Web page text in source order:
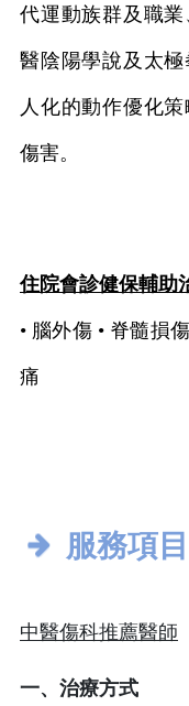
代運動族群及職
醫陰陽學說及太
人化的動作優化
傷害。
住院會診健保輔助
• 腦外傷 • 脊髓損
痛
服務項目
中醫傷科推薦醫師
一、治療方式